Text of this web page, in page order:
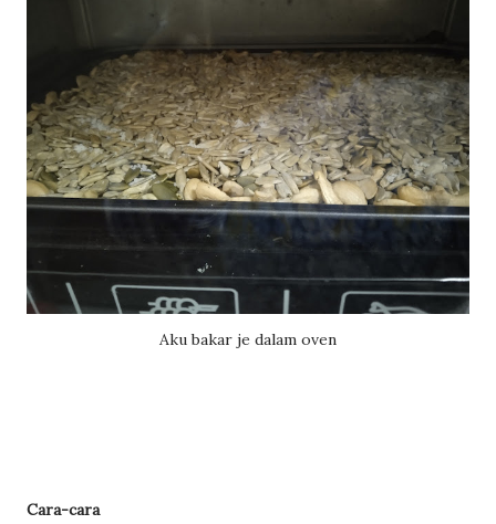
Aku bakar je dalam oven
Cara-cara